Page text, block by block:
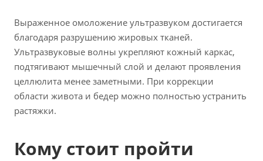
Выраженное омоложение ультразвуком достигается
благодаря разрушению жировых тканей.
Ультразвуковые волны укрепляют кожный каркас,
подтягивают мышечный слой и делают проявления
целлюлита менее заметными. При коррекции
области живота и бедер можно полностью устранить
растяжки.
Кому стоит пройти